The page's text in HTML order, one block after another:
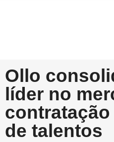
Ollo
líder no
de talentos